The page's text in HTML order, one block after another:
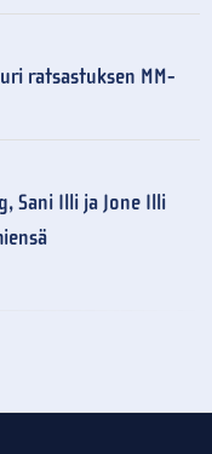
ratsastuksen MM-
Sani Illi ja Jone Illi